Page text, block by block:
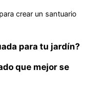
crear un santuario
para tu jardín?
que mejor se